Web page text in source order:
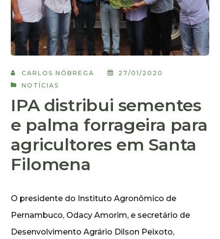
CARLOS NÓBREGA
27/01/2020
NOTÍCIAS
IPA distribui sementes
e palma forrageira para
agricultores em Santa
Filomena
O presidente do Instituto Agronômico de
Pernambuco, Odacy Amorim, e secretário de
Desenvolvimento Agrário Dilson Peixoto,